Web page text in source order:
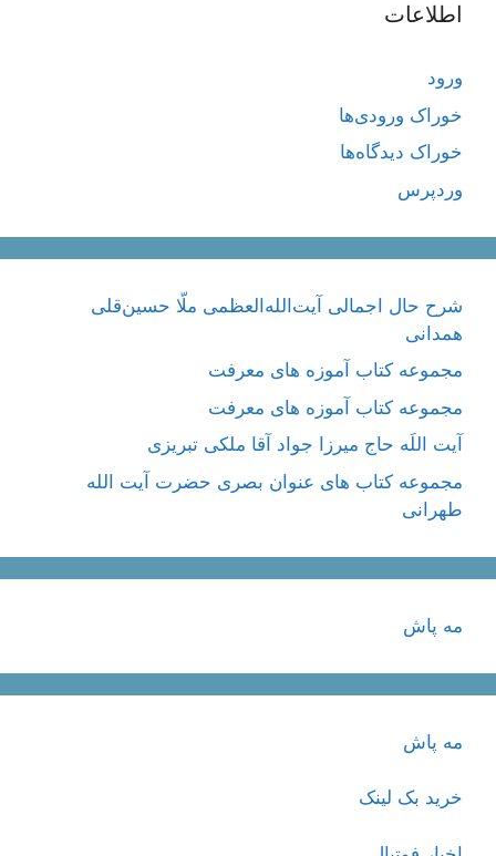
اطلاعات
ورود
خوراک ورودی‌ها
خوراک دیدگاه‌ها
وردپرس
شرح حال اجمالی آیت‌الله‌العظمی ملّا حسین‌قلی
همدانی
مجموعه کتاب آموزه های معرفت
مجموعه کتاب آموزه های معرفت
آیت اللَه حاج میرزا جواد آقا ملکی تبریزی
مجموعه کتاب های عنوان بصری حضرت آیت الله
طهرانی
مه پاش
مه پاش
خرید بک لینک